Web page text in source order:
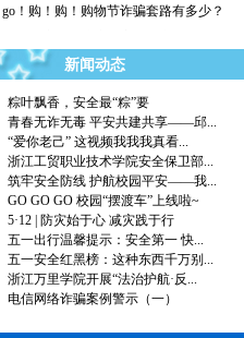
go！购！购！购物节诈骗套路有多少？
“女子遭蛇咬身亡” 登上热搜！紧急提醒！
赛邀您参与
端午假期安全提醒｜快乐过端午，安全
不“放假”
幸福万里月报丨2025年2月-4月篇
关于举办“移动杯大学生安全法治竞赛”活
动的通知
校地共建再升级，“浙江万里学院综治工作
站”启用！
新闻动态
粽叶飘香，安全最“粽”要
青春无诈无毒 平安共建共享——邱...
“爱你老己” 这视频我我我真看...
浙江工贸职业技术学院安全保卫部...
筑牢安全防线 护航校园平安——我...
GO GO GO 校园“摆渡车”上线啦~
5·12 | 防灾始于心 减灾践于行
五一出行温馨提示：安全第一 快...
五一安全红黑榜：这种东西千万别...
浙江万里学院开展“法治护航·反...
电信网络诈骗案例警示（一）